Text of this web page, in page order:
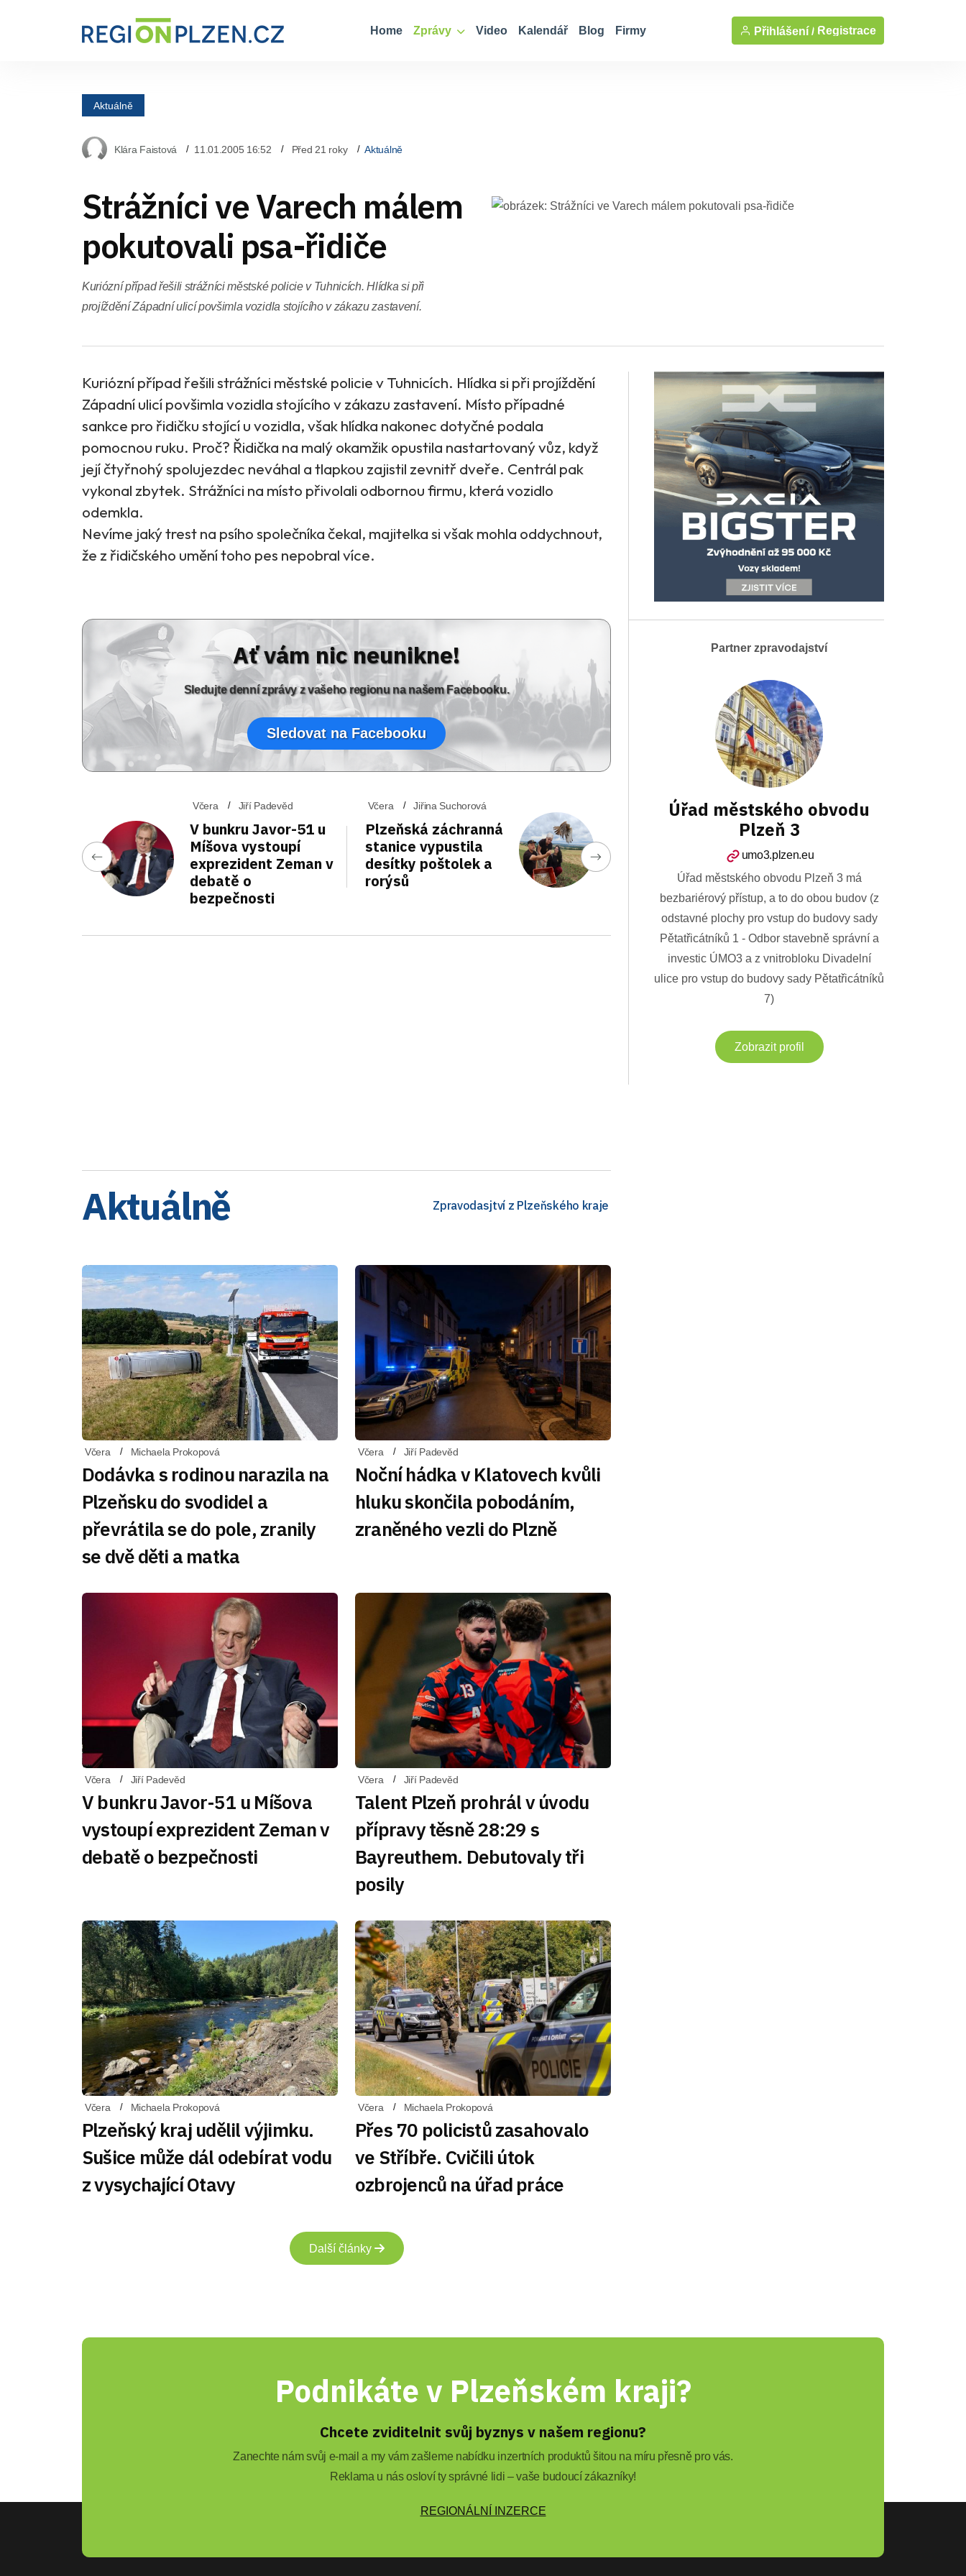
Home Zprávy Video Kalendář Blog Firmy Přihlášení / Registrace
Aktuálně
Klára Faistová 11.01.2005 16:52 Před 21 roky Aktuálně
Strážníci ve Varech málem
pokutovali psa-řidiče
Kuriózní případ řešili strážníci městské policie v Tuhnicích. Hlídka si při
projíždění Západní ulicí povšimla vozidla stojícího v zákazu zastavení.
Kuriózní případ řešili strážníci městské policie v Tuhnicích. Hlídka si při projíždění
Západní ulicí povšimla vozidla stojícího v zákazu zastavení. Místo případné
sankce pro řidičku stojící u vozidla, však hlídka nakonec dotyčné podala
pomocnou ruku. Proč? Řidička na malý okamžik opustila nastartovaný vůz, když
její čtyřnohý spolujezdec neváhal a tlapkou zajistil zevnitř dveře. Centrál pak
vykonal zbytek. Strážníci na místo přivolali odbornou firmu, která vozidlo
odemkla.
Nevíme jaký trest na psího společníka čekal, majitelka si však mohla oddychnout,
že z řidičského umění toho pes nepobral více.
Ať vám nic neunikne!
Sledujte denní zprávy z vašeho regionu na našem Facebooku.
Sledovat na Facebooku
Včera Jiří Padevěd
V bunkru Javor-51 u
Míšova vystoupí
exprezident Zeman v
debatě o
bezpečnosti
Včera Jiřina Suchorová
Plzeňská záchranná
stanice vypustila
desítky poštolek a
rorýsů
Aktuálně Zpravodasjtví z Plzeňského kraje
Včera Michaela Prokopová
Dodávka s rodinou narazila na
Plzeňsku do svodidel a
převrátila se do pole, zranily
se dvě děti a matka
Včera Jiří Padevěd
Noční hádka v Klatovech kvůli
hluku skončila pobodáním,
zraněného vezli do Plzně
Včera Jiří Padevěd
V bunkru Javor-51 u Míšova
vystoupí exprezident Zeman v
debatě o bezpečnosti
Včera Jiří Padevěd
Talent Plzeň prohrál v úvodu
přípravy těsně 28:29 s
Bayreuthem. Debutovaly tři
posily
Včera Michaela Prokopová
Plzeňský kraj udělil výjimku.
Sušice může dál odebírat vodu
z vysychající Otavy
Včera Michaela Prokopová
Přes 70 policistů zasahovalo
ve Stříbře. Cvičili útok
ozbrojenců na úřad práce
Další články
Partner zpravodajství
Úřad městského obvodu
Plzeň 3
umo3.plzen.eu
Úřad městského obvodu Plzeň 3 má
bezbariérový přístup, a to do obou budov (z
odstavné plochy pro vstup do budovy sady
Pětatřicátníků 1 - Odbor stavebně správní a
investic ÚMO3 a z vnitrobloku Divadelní
ulice pro vstup do budovy sady Pětatřicátníků
7)
Zobrazit profil
Podnikáte v Plzeňském kraji?
Chcete zviditelnit svůj byznys v našem regionu?
Zanechte nám svůj e-mail a my vám zašleme nabídku inzertních produktů šitou na míru přesně pro vás.
Reklama u nás osloví ty správné lidi – vaše budoucí zákazníky!
REGIONÁLNÍ INZERCE